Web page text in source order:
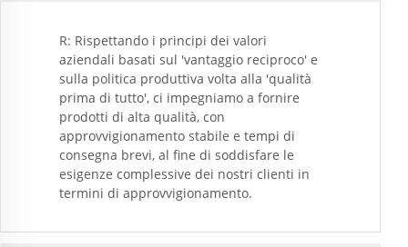
R: Rispettando i principi dei valori
aziendali basati sul 'vantaggio reciproco' e
sulla politica produttiva volta alla 'qualità
prima di tutto', ci impegniamo a fornire
prodotti di alta qualità, con
approvvigionamento stabile e tempi di
consegna brevi, al fine di soddisfare le
esigenze complessive dei nostri clienti in
termini di approvvigionamento.